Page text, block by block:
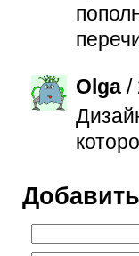
Olga /